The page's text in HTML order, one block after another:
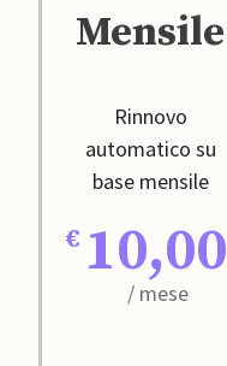
Mensile
Rinnovo
automatico su
base mensile
10,00
/ mese